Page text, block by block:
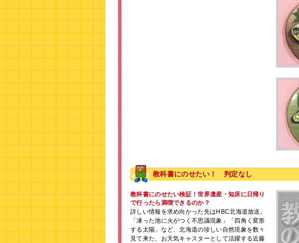
教科書にのせたい！ 判定なし
教科書にのせたい検証！世界遺産・知床に日帰り
で行ったら満喫できるのか？
詳しい情報を求め向かった先はHBC北海道放送。
「凍った池に火がつく不思議現象」「四角く変形
する太陽」など、北海道の珍しい自然現象を数々
見て来た、お天気キャスターとして活躍する近藤